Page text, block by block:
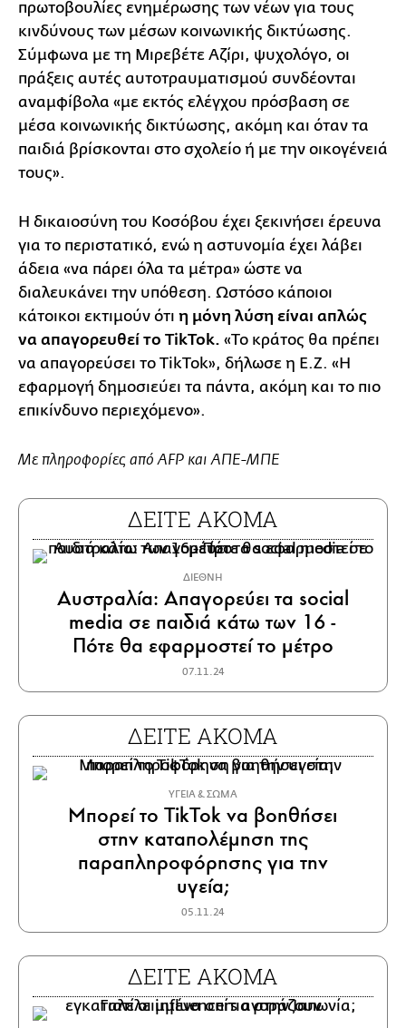
πρωτοβουλίες ενημέρωσης των νέων για τους
κινδύνους των μέσων κοινωνικής δικτύωσης.
Σύμφωνα με τη Μιρεβέτε Αζίρι, ψυχολόγο, οι
πράξεις αυτές αυτοτραυματισμού συνδέονται
αναμφίβολα «με εκτός ελέγχου πρόσβαση σε
μέσα κοινωνικής δικτύωσης, ακόμη και όταν τα
παιδιά βρίσκονται στο σχολείο ή με την οικογένειά
τους».
Η δικαιοσύνη του Κοσόβου έχει ξεκινήσει έρευνα
για το περιστατικό, ενώ η αστυνομία έχει λάβει
άδεια «να πάρει όλα τα μέτρα» ώστε να
διαλευκάνει την υπόθεση. Ωστόσο κάποιοι
κάτοικοι εκτιμούν ότι η μόνη λύση είναι απλώς
να απαγορευθεί το TikTok. «Το κράτος θα πρέπει
να απαγορεύσει το TikTok», δήλωσε η Ε.Ζ. «Η
εφαρμογή δημοσιεύει τα πάντα, ακόμη και το πιο
επικίνδυνο περιεχόμενο».
Με πληροφορίες από AFP και ΑΠΕ-ΜΠΕ
ΔΕΙΤΕ ΑΚΟΜΑ
ΔΙΕΘΝΗ
Αυστραλία: Απαγορεύει τα social
media σε παιδιά κάτω των 16 -
Πότε θα εφαρμοστεί το μέτρο
07.11.24
ΔΕΙΤΕ ΑΚΟΜΑ
ΥΓΕΙΑ & ΣΩΜΑ
Μπορεί το TikTok να βοηθήσει
στην καταπολέμηση της
παραπληροφόρησης για την
υγεία;
05.11.24
ΔΕΙΤΕ ΑΚΟΜΑ